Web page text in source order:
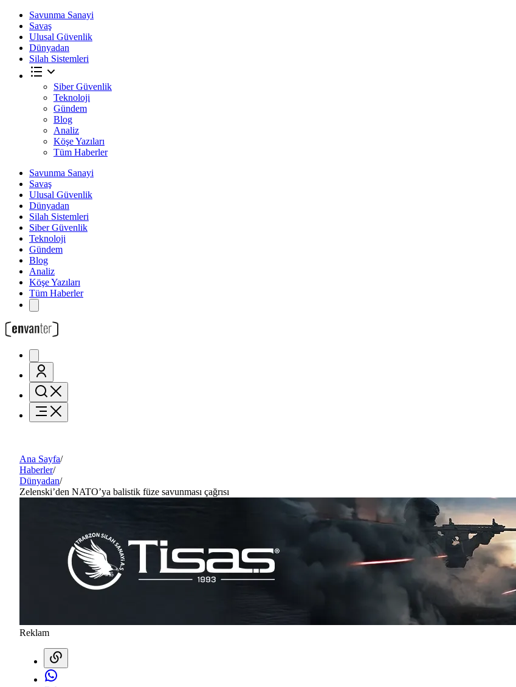
Savunma Sanayi
Savaş
Ulusal Güvenlik
Dünyadan
Silah Sistemleri
Siber Güvenlik
Teknoloji
Gündem
Blog
Analiz
Köşe Yazıları
Tüm Haberler
Savunma Sanayi
Savaş
Ulusal Güvenlik
Dünyadan
Silah Sistemleri
Siber Güvenlik
Teknoloji
Gündem
Blog
Analiz
Köşe Yazıları
Tüm Haberler
Ana Sayfa/
Haberler/
Dünyadan/
Zelenski’den NATO’ya balistik füze savunması çağrısı
Reklam